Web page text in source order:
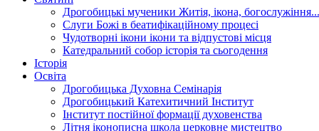
Дрогобицькі мученики Житія, ікона, богослужіння...
Слуги Божі в беатифікаційному процесі
Чудотворні ікони ікони та відпустові місця
Катедральний собор історія та сьогодення
Історія
Освіта
Дрогобицька Духовна Семінарія
Дрогобицький Катехитичний Інститут
Інститут постійної формації духовенства
Літня іконописна школа церковне мистецтво